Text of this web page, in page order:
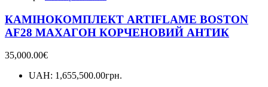
КАМІНОКОМПЛЕКТ ARTIFLAME BOSTON
AF28 МАХАГОН КОРЧЕНОВИЙ АНТИК
35,000.00€
UAH: 1,655,500.00грн.